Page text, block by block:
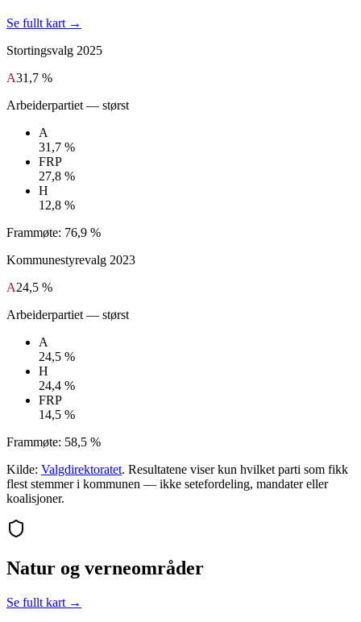
Se fullt kart →
Stortingsvalg 2025
A31,7 %
Arbeiderpartiet — størst
A
31,7 %
FRP
27,8 %
H
12,8 %
Frammøte: 76,9 %
Kommunestyrevalg 2023
A24,5 %
Arbeiderpartiet — størst
A
24,5 %
H
24,4 %
FRP
14,5 %
Frammøte: 58,5 %
Kilde: Valgdirektoratet. Resultatene viser kun hvilket parti som fikk
flest stemmer i kommunen — ikke setefordeling, mandater eller
koalisjoner.
Natur og verneområder
Se fullt kart →